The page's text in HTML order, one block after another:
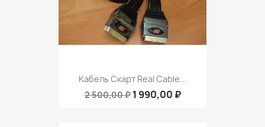
Кабель Скарт Real Cable...
2 500,00 ₽ 1 990,00 ₽